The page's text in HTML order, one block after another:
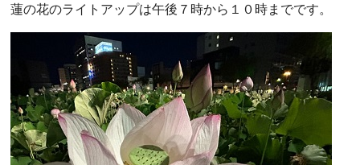
蓮の花のライトアップは午後７時から１０時までです。